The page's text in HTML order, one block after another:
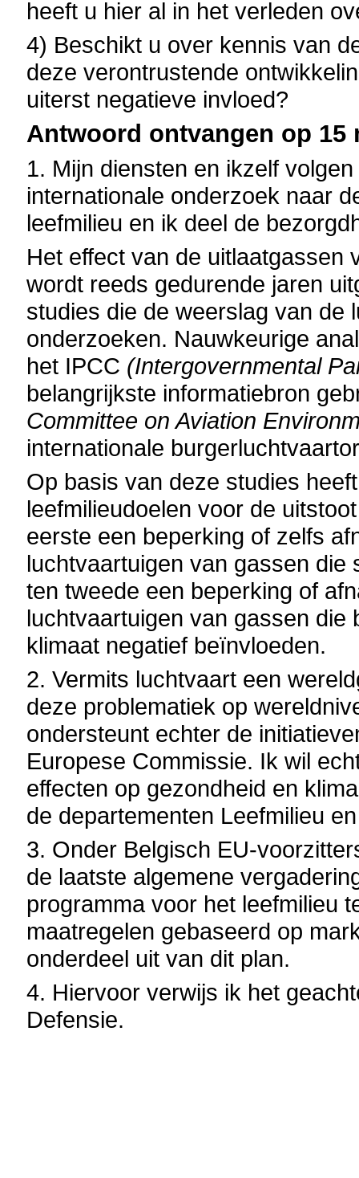
heeft u hier al in het verleden
4) Beschikt u over kennis van
deze verontrustende
uiterst negatieve invloed?
Antwoord ontvangen op 15
1. Mijn diensten en ikzelf
internationale onderzoek naar
leefmilieu en ik deel de
Het effect van de uitlaatgassen
wordt reeds gedurende jaren
studies die de weerslag van de
onderzoeken. Nauwkeurige
het IPCC (Intergovernmental
belangrijkste informatiebron
Committee on Aviation
internationale
Op basis van deze studies
leefmilieudoelen voor de
eerste een beperking of zelfs
luchtvaartuigen van gassen
ten tweede een beperking of
luchtvaartuigen van gassen die
klimaat negatief beïnvloeden.
2. Vermits luchtvaart een
deze problematiek op
ondersteunt echter de
Europese Commissie. Ik wil
effecten op gezondheid en
de departementen Leefmilieu
3. Onder Belgisch EU-
de laatste algemene
programma voor het leefmilieu
maatregelen gebaseerd op
onderdeel uit van dit plan.
4. Hiervoor verwijs ik het
Defensie.